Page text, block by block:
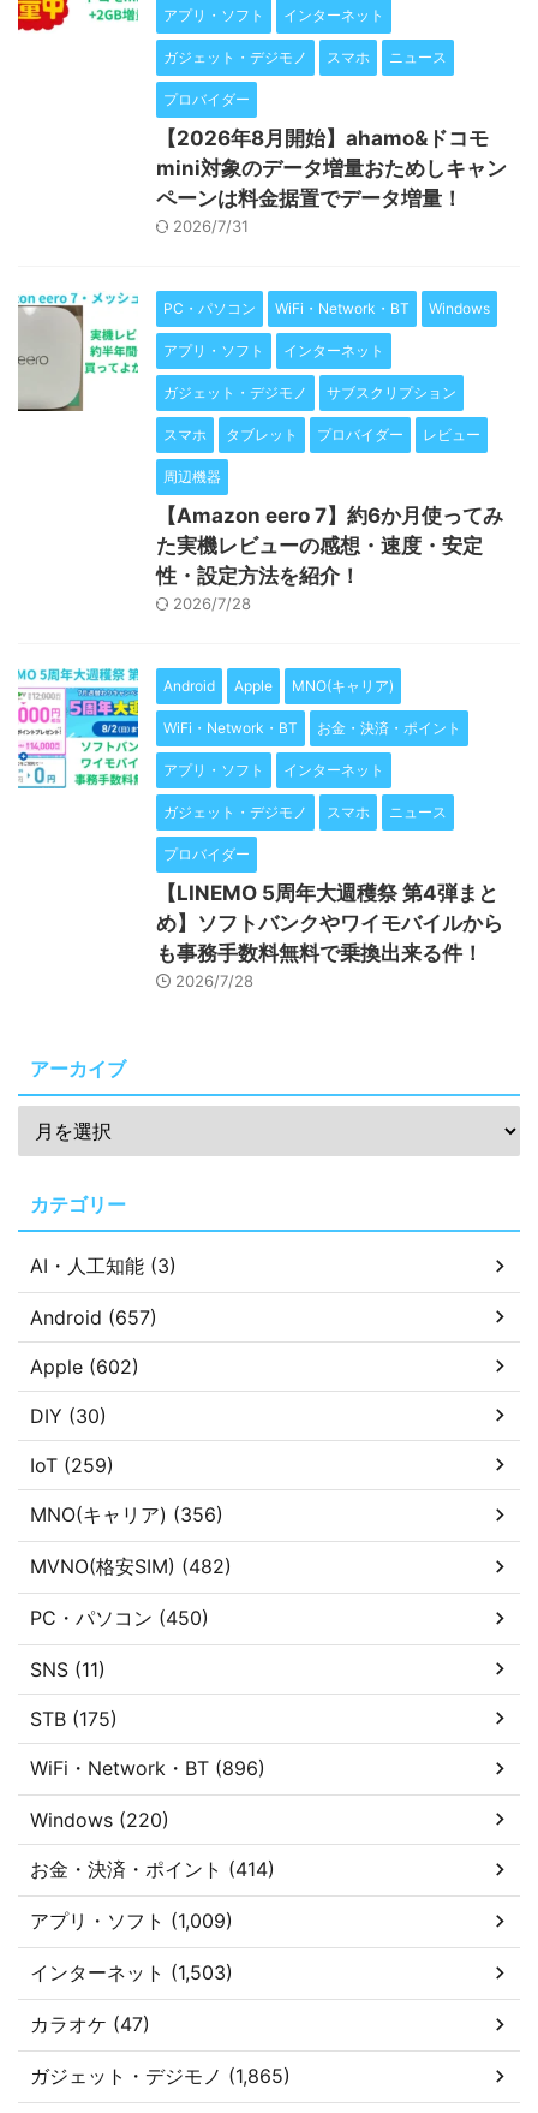
アプリ・ソフト インターネット
ガジェット・デジモノ スマホ ニュース
プロバイダー
【2026年8月開始】ahamo&ドコモ
mini対象のデータ増量おためしキャン
ペーンは料金据置でデータ増量！
2026/7/31
PC・パソコン WiFi・Network・BT Windows
アプリ・ソフト インターネット
ガジェット・デジモノ サブスクリプション
スマホ タブレット プロバイダー レビュー
周辺機器
【Amazon eero 7】約6か月使ってみ
た実機レビューの感想・速度・安定
性・設定方法を紹介！
2026/7/28
Android Apple MNO(キャリア)
WiFi・Network・BT お金・決済・ポイント
アプリ・ソフト インターネット
ガジェット・デジモノ スマホ ニュース
プロバイダー
【LINEMO 5周年大週穫祭 第4弾まと
め】ソフトバンクやワイモバイルから
も事務手数料無料で乗換出来る件！
2026/7/28
アーカイブ
カテゴリー
AI・人工知能 (3)
Android (657)
Apple (602)
DIY (30)
IoT (259)
MNO(キャリア) (356)
MVNO(格安SIM) (482)
PC・パソコン (450)
SNS (11)
STB (175)
WiFi・Network・BT (896)
Windows (220)
お金・決済・ポイント (414)
アプリ・ソフト (1,009)
インターネット (1,503)
カラオケ (47)
ガジェット・デジモノ (1,865)